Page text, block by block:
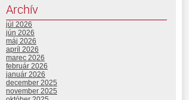
Archív
júl 2026
jún 2026
máj 2026
apríl 2026
marec 2026
február 2026
január 2026
december 2025
november 2025